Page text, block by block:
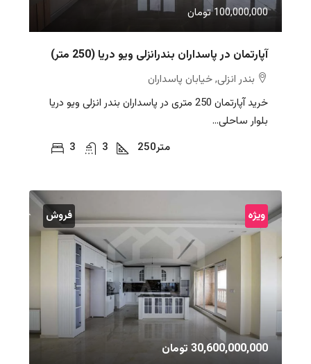
100,000,000 تومان
آپارتمان در پاسداران بندرانزلی ویو دریا (250 متر)
بندر انزلی, خیابان پاسداران
خرید آپارتمان 250 متری در پاسداران بندر انزلی ویو دریا
بلوار ساحلی...
3
3 250متر
ویژه فروش
30,600,000,000 تومان